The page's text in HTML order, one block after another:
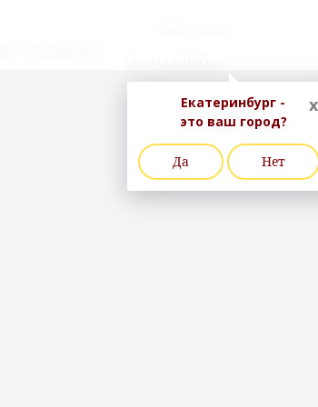
x
Екатеринбург -
это ваш город?
Да Нет